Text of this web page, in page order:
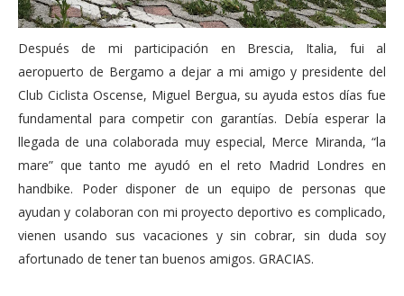
Después de mi participación en Brescia, Italia, fui al
aeropuerto de Bergamo a dejar a mi amigo y presidente del
Club Ciclista Oscense, Miguel Bergua, su ayuda estos días fue
fundamental para competir con garantías. Debía esperar la
llegada de una colaborada muy especial, Merce Miranda, “la
mare” que tanto me ayudó en el reto Madrid Londres en
handbike. Poder disponer de un equipo de personas que
ayudan y colaboran con mi proyecto deportivo es complicado,
vienen usando sus vacaciones y sin cobrar, sin duda soy
afortunado de tener tan buenos amigos. GRACIAS.